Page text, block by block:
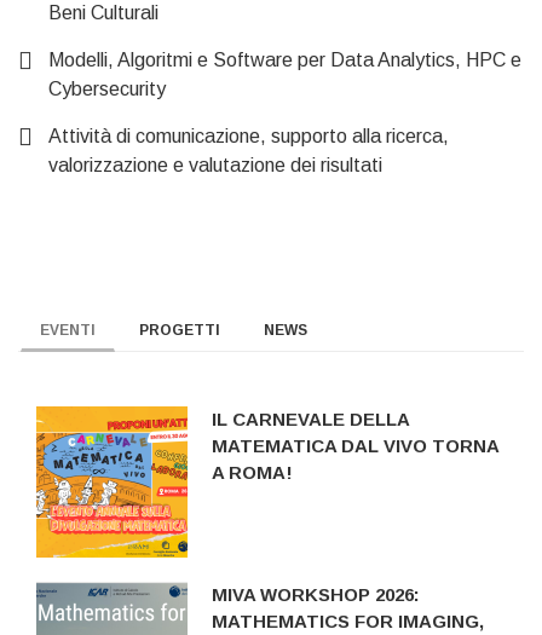
Beni Culturali
Modelli, Algoritmi e Software per Data Analytics, HPC e
Cybersecurity
Attività di comunicazione, supporto alla ricerca,
valorizzazione e valutazione dei risultati
EVENTI PROGETTI NEWS
IL CARNEVALE DELLA
MATEMATICA DAL VIVO TORNA
A ROMA!
MIVA WORKSHOP 2026:
MATHEMATICS FOR IMAGING,